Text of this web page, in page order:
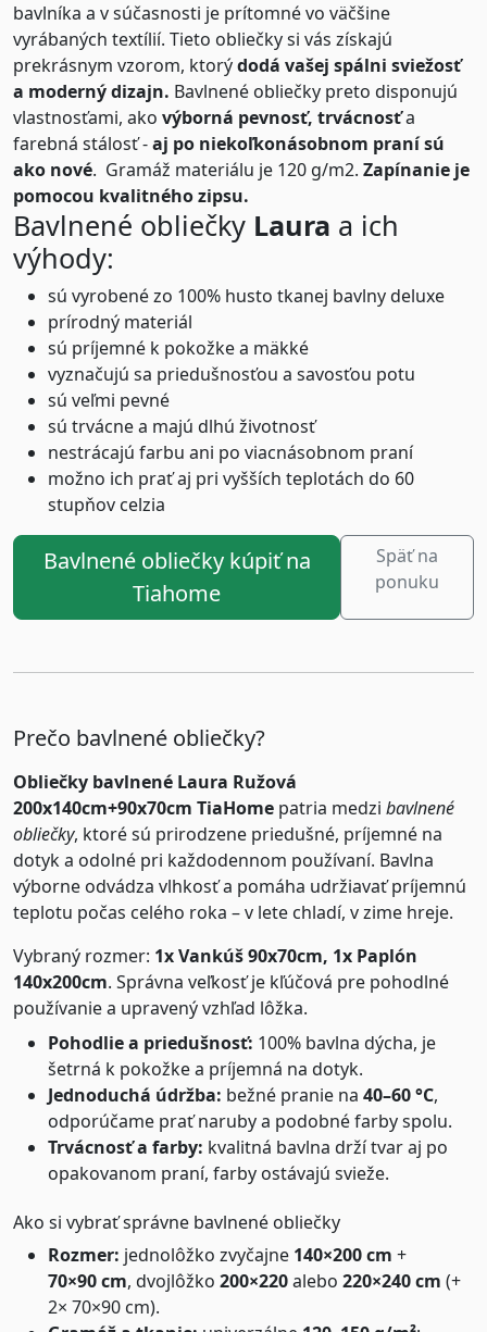
bavlníka a v súčasnosti je prítomné vo väčšine
vyrábaných textílií. Tieto obliečky si vás získajú
prekrásnym vzorom, ktorýdodá vašej spálni sviežosť
a moderný dizajn. Bavlnené obliečky preto disponujú
vlastnosťami, ako výborná pevnosť, trvácnosťa
farebná stálosť -aj po niekoľkonásobnom praní sú
ako nové. Gramáž materiálu je 120 g/m2. Zapínanie je
pomocou kvalitného zipsu.
Bavlnené obliečky Laura a ich
výhody:
sú vyrobené zo 100% husto tkanej bavlny deluxe
prírodný materiál
sú príjemné k pokožke a mäkké
vyznačujú sa priedušnosťou a savosťou potu
sú veľmi pevné
sú trvácne a majú dlhú životnosť
nestrácajú farbu ani po viacnásobnom praní
možno ich prať aj pri vyšších teplotách do 60
stupňov celzia
Bavlnené obliečky kúpiť na
Tiahome
Späť na
ponuku
Prečo bavlnené obliečky?
Obliečky bavlnené Laura Ružová
200x140cm+90x70cm TiaHome patria medzi bavlnené
obliečky, ktoré sú prirodzene priedušné, príjemné na
dotyk a odolné pri každodennom používaní. Bavlna
výborne odvádza vlhkosť a pomáha udržiavať príjemnú
teplotu počas celého roka – v lete chladí, v zime hreje.
Vybraný rozmer: 1x Vankúš 90x70cm, 1x Paplón
140x200cm. Správna veľkosť je kľúčová pre pohodlné
používanie a upravený vzhľad lôžka.
Pohodlie a priedušnosť: 100% bavlna dýcha, je
šetrná k pokožke a príjemná na dotyk.
Jednoduchá údržba: bežné pranie na 40–60 °C,
odporúčame prať naruby a podobné farby spolu.
Trvácnosť a farby: kvalitná bavlna drží tvar aj po
opakovanom praní, farby ostávajú svieže.
Ako si vybrať správne bavlnené obliečky
Rozmer: jednolôžko zvyčajne 140×200 cm +
70×90 cm, dvojlôžko 200×220alebo 220×240 cm (+
2× 70×90 cm).